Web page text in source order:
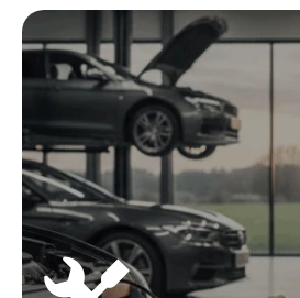
Segurança Passiva
Sistema Isofix Para Cadeira
Infantil
Ecall
Airbag Do Condutor
Sistema Isofix Para Cadeira
Infantil
Ecall
Conforto/Interior e Exterior